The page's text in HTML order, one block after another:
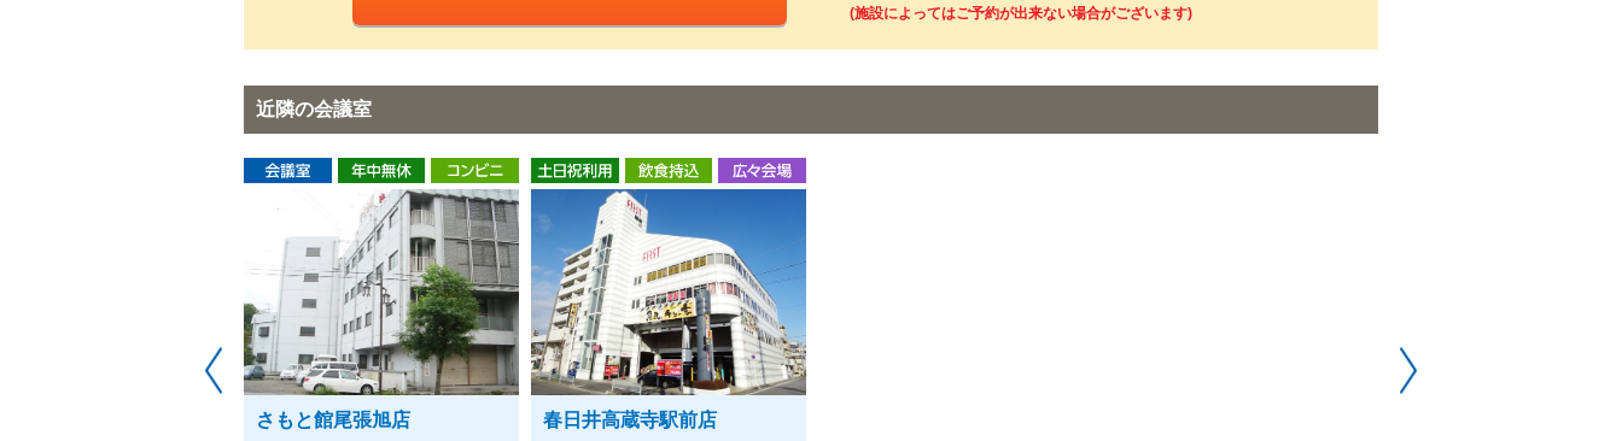
(施設によってはご予約が出来ない場合がございます)
近隣の会議室
さもと館尾張旭店 春日井高蔵寺駅前店